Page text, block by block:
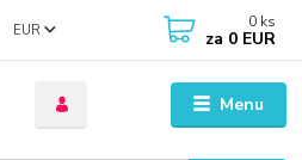
Menu
EUR 0 ks
za 0 EUR